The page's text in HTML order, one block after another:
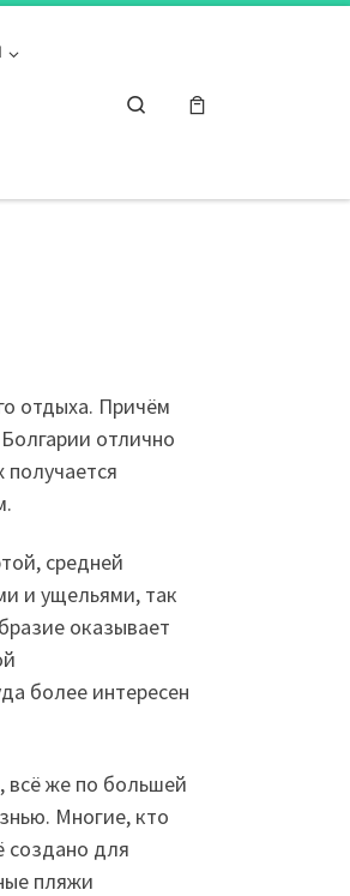
Search
отдыха. Причём
отлично
средней
и ущельями, так
оказывает
более интересен
всё же по большей
Многие, кто
создано для
пляжи